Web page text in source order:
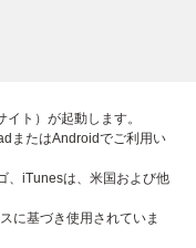
ト）が起動します。
またはAndroidでご利用い
、iTunesは、米国および他
に基づき使用されていま